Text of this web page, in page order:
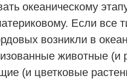
океаническому
Если все
возникли в
животные (и
(и цветковые